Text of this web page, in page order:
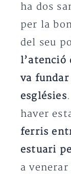
ha dos
per la
del seu
l’atenció
va
esglésies
haver
ferris
estuari
a